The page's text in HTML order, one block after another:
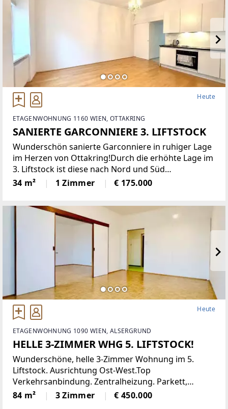
Heute
ETAGENWOHNUNG 1160 WIEN, OTTAKRING
SANIERTE GARCONNIERE 3. LIFTSTOCK
Wunderschön sanierte Garconniere in ruhiger Lage
im Herzen von Ottakring!Durch die erhöhte Lage im
3. Liftstock ist diese nach Nord und Süd
ausgerichtete Wohnung sehr hell und bietet eine
angenehme Wohnatmosphäre. Sie verfügt über
34 m² 1 Zimmer € 175.000
Heute
ETAGENWOHNUNG 1090 WIEN, ALSERGRUND
HELLE 3-ZIMMER WHG 5. LIFTSTOCK!
Wunderschöne, helle 3-Zimmer Wohnung im 5.
Liftstock. Ausrichtung Ost-West.Top
Verkehrsanbindung. Zentralheizung. Parkett,
Jalousien, Abstellraum. Kellerabteil.Diese
lichtdurchflutete Etagenwohnung bietet reichlich
84 m² 3 Zimmer € 450.000